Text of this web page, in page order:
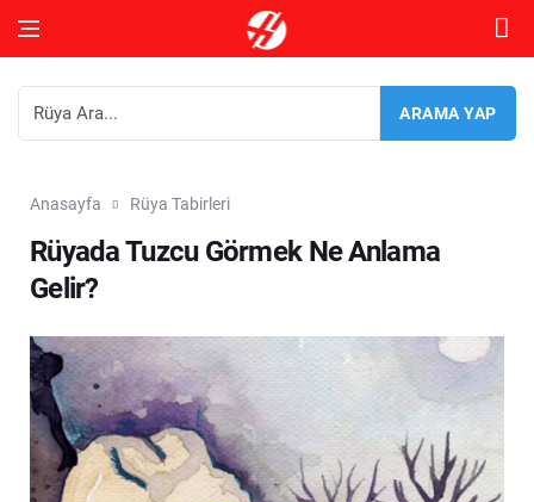
Anasayfa Rüya Tabirleri
Rüyada Tuzcu Görmek Ne Anlama
Gelir?